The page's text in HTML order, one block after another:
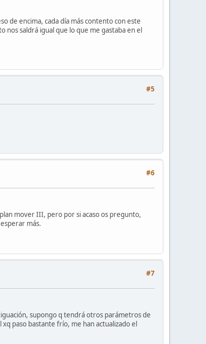
de encima, cada día más contento con este
nos saldrá igual que lo que me gastaba en el
#5
#6
mover III, pero por si acaso os pregunto,
más.
#7
supongo q tendrá otros parámetros de
paso bastante frío, me han actualizado el